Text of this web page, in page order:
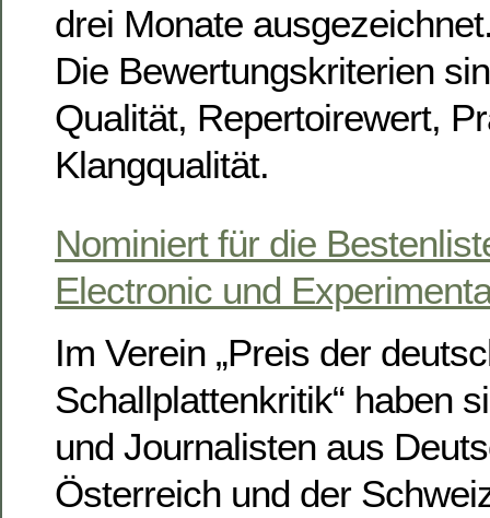
drei Monate
Die Bewertungskriterien
Qualität, Repertoirewert,
Klangqualität.
Nominiert für die
Electronic und
Im Verein „Preis der
Schallplattenkritik“ haben
und Journalisten aus
Österreich und der